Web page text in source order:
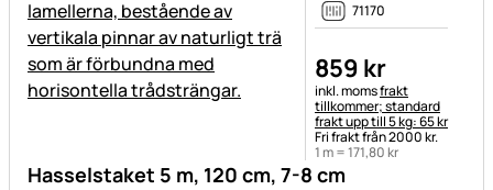
Hasselstaket 5 m, 120 cm, 7-8 cm
71170
859 kr
Skatteinformation:
inkl. momsfrakt
tillkommer; standard
frakt upp till 5 kg: 65 kr
Fri frakt från 2000 kr.
1 m =171,80kr